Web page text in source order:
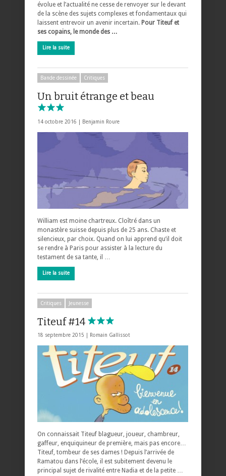
évolue et l’actualité ne cesse de renvoyer sur le devant
de la scène des sujets complexes et fondamentaux qui
laissent entrevoir un avenir incertain. Pour Titeuf et
ses copains, le monde des …
Lire la suite
Bande dessinée Critiques
Un bruit étrange et beau
14 octobre 2016 | Benjamin Roure
William est moine chartreux. Cloîtré dans un
monastère suisse depuis plus de 25 ans. Chaste et
silencieux, par choix. Quand on lui apprend qu’il doit
se rendre à Paris pour assister à la lecture du
testament de sa tante, il …
Lire la suite
Critiques Jeunesse
Titeuf #14
18 septembre 2015 | Romain Gallissot
On connaissait Titeuf blagueur, joueur, chambreur,
gaffeur, enquiquineur de première, mais pas encore…
Titeuf, tombeur de ses dames ! Depuis l’arrivée de
Ramatou dans l’école, il est subitement devenu le
principal sujet de rivalité entre Nadia et de la petite …